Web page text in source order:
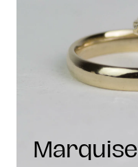
Marquise